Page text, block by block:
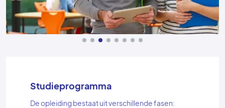
Studieprogramma
De opleiding bestaat uit verschillende fasen: